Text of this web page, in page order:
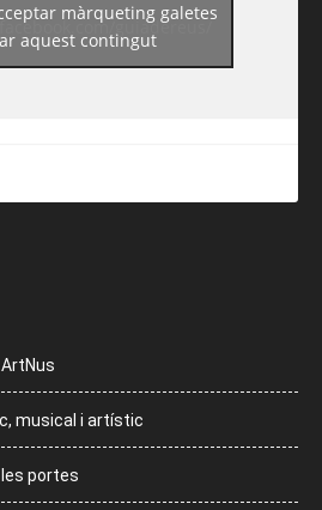
guiadereus/
màrqueting galetes
aquest contingut
musical i artístic
les portes